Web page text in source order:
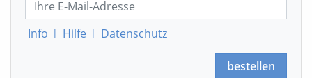
Info | Hilfe | Datenschutz
bestellen